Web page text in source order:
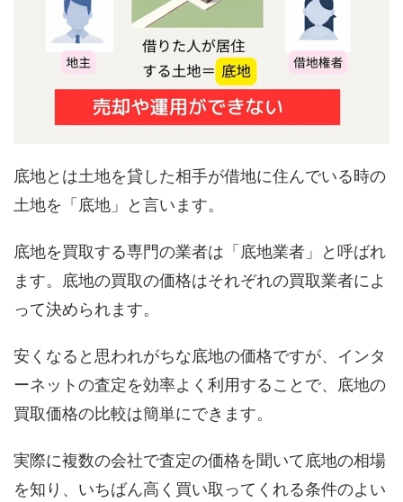
底地とは土地を貸した相手が借地に住んでいる時の
土地を「底地」と言います。
底地を買取する専門の業者は「底地業者」と呼ばれ
ます。底地の買取の価格はそれぞれの買取業者によ
って決められます。
安くなると思われがちな底地の価格ですが、インタ
ーネットの査定を効率よく利用することで、底地の
買取価格の比較は簡単にできます。
実際に複数の会社で査定の価格を聞いて底地の相場
を知り、いちばん高く買い取ってくれる条件のよい